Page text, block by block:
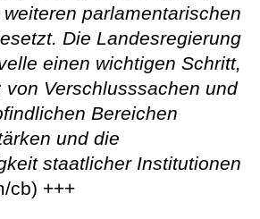
parlamentarischen
Die Landesregierung
einen wichtigen Schritt,
von Verschlusssachen und
Bereichen
und die
staatlicher Institutionen
cb) +++